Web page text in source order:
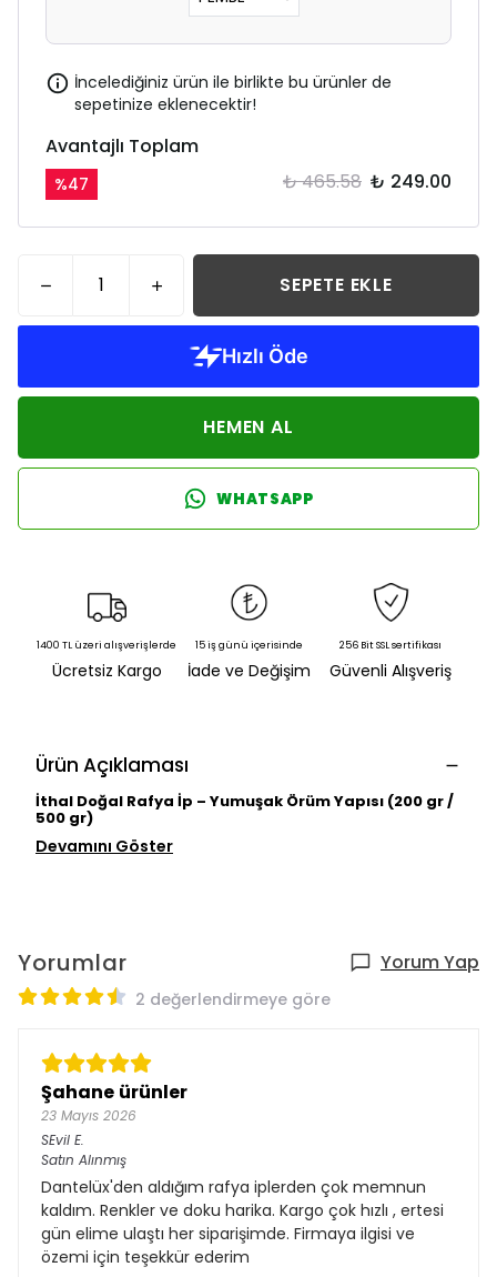
İncelediğiniz ürün ile birlikte bu ürünler de
sepetinize eklenecektir!
Avantajlı Toplam
%47 ₺ 465.58 ₺ 249.00
SEPETE EKLE
HEMEN AL
WHATSAPP
1400 TL üzeri alışverişlerde
Ücretsiz Kargo
15 iş günü içerisinde
İade ve Değişim
256 Bit SSL sertifikası
Güvenli Alışveriş
Ürün Açıklaması
İthal Doğal Rafya İp – Yumuşak Örüm Yapısı (200 gr /
500 gr)
Devamını Göster
Yorumlar Yorum Yap
2 değerlendirmeye göre
Şahane ürünler
23 Mayıs 2026
SEvil E.
Satın Alınmış
Dantelüx'den aldığım rafya iplerden çok memnun
kaldım. Renkler ve doku harika. Kargo çok hızlı , ertesi
gün elime ulaştı her siparişimde. Firmaya ilgisi ve
özemi için teşekkür ederim